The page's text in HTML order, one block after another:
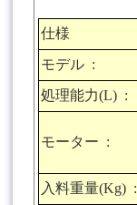
仕様
モデル :
処理能力(L) :
モーター :
入料重量(Kg) :